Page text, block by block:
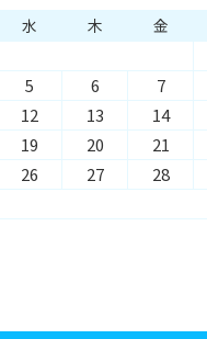
水 木 金
5 6 7
12 13 14
19 20 21
26 27 28